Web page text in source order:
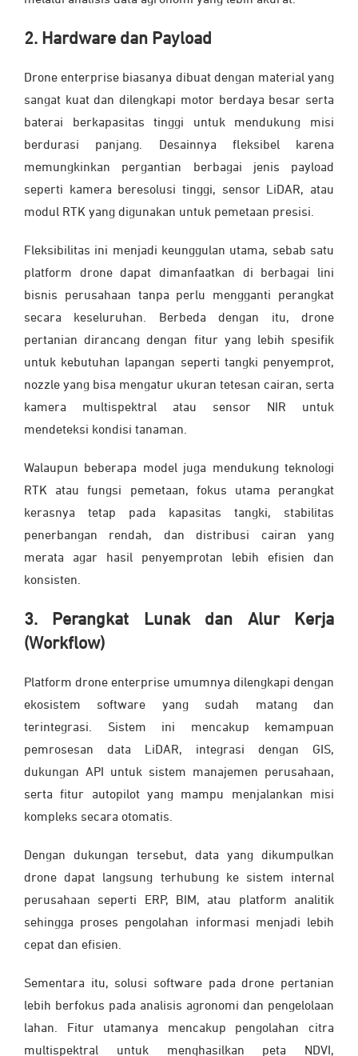
2. Hardware dan Payload
Drone enterprise biasanya dibuat dengan material yang
sangat kuat dan dilengkapi motor berdaya besar serta
baterai berkapasitas tinggi untuk mendukung misi
berdurasi panjang. Desainnya fleksibel karena
memungkinkan pergantian berbagai jenis payload
seperti kamera beresolusi tinggi, sensor LiDAR, atau
modul RTK yang digunakan untuk pemetaan presisi.
Fleksibilitas ini menjadi keunggulan utama, sebab satu
platform drone dapat dimanfaatkan di berbagai lini
bisnis perusahaan tanpa perlu mengganti perangkat
secara keseluruhan. Berbeda dengan itu, drone
pertanian dirancang dengan fitur yang lebih spesifik
untuk kebutuhan lapangan seperti tangki penyemprot,
nozzle yang bisa mengatur ukuran tetesan cairan, serta
kamera multispektral atau sensor NIR untuk
mendeteksi kondisi tanaman.
Walaupun beberapa model juga mendukung teknologi
RTK atau fungsi pemetaan, fokus utama perangkat
kerasnya tetap pada kapasitas tangki, stabilitas
penerbangan rendah, dan distribusi cairan yang
merata agar hasil penyemprotan lebih efisien dan
konsisten.
3. Perangkat Lunak dan Alur Kerja
(Workflow)
Platform drone enterprise umumnya dilengkapi dengan
ekosistem software yang sudah matang dan
terintegrasi. Sistem ini mencakup kemampuan
pemrosesan data LiDAR, integrasi dengan GIS,
dukungan API untuk sistem manajemen perusahaan,
serta fitur autopilot yang mampu menjalankan misi
kompleks secara otomatis.
Dengan dukungan tersebut, data yang dikumpulkan
drone dapat langsung terhubung ke sistem internal
perusahaan seperti ERP, BIM, atau platform analitik
sehingga proses pengolahan informasi menjadi lebih
cepat dan efisien.
Sementara itu, solusi software pada drone pertanian
lebih berfokus pada analisis agronomi dan pengelolaan
lahan. Fitur utamanya mencakup pengolahan citra
multispektral untuk menghasilkan peta NDVI,